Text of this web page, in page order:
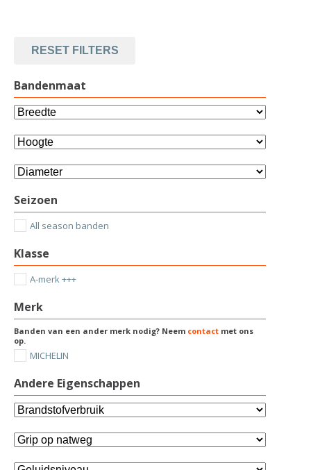
RESET FILTERS
Bandenmaat
Seizoen
All season banden
Klasse
A-merk +++
Merk
Banden van een ander merk nodig? Neem contact met ons
op.
MICHELIN
Andere Eigenschappen